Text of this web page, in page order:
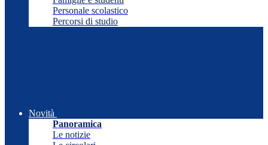
Personale scolastico
Percorsi di studio
Novità
Panoramica
Le notizie